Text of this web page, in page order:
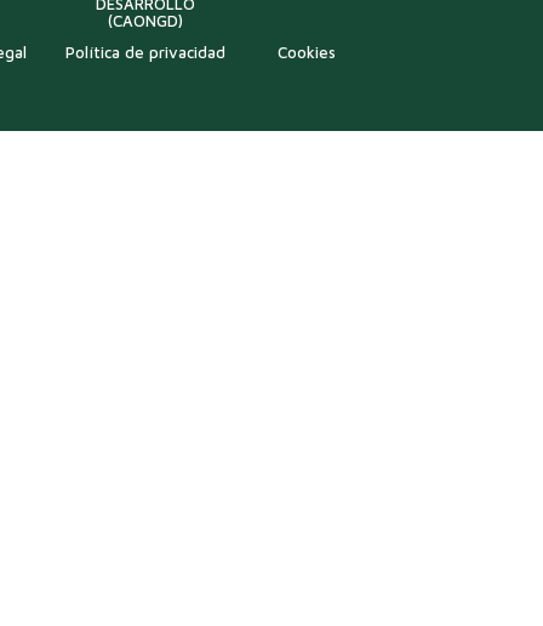
DESARROLLO
(CAONGD)
Política de privacidad Cookies